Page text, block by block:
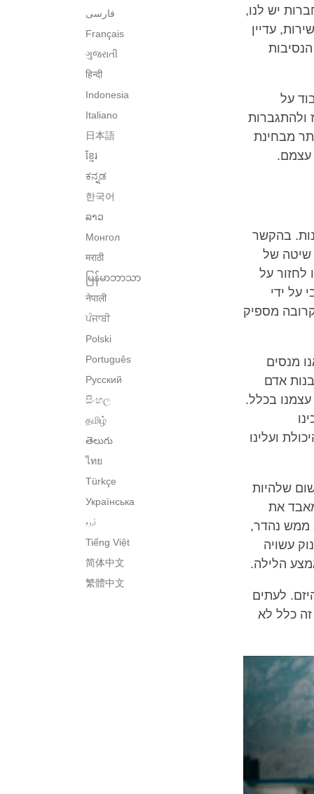
فارسی
Français
ગુજરાતી
हिन्दी
Indonesia
Italiano
日本語
ខ្មែរ
ಕನ್ನಡ
한국어
ລາວ
Монгол
मराठी
မြန်မာဘာသာ
नेपाली
ਪੰਜਾਬੀ
Polski
Português
Русский
සිංහල
தமிழ்
తెలుగు
ไทย
Türkçe
Українська
اُردو
Tiếng Việt
简体中文
繁體中文
יש לנו,
עדיין
על
ולהתגברות
מבחינת
עצמם.
בהקשר
שיטה של
לחזור על
על ידי
מספיק
מנסים
אדם
בכלל.
ועלינו
שלהיות
את
ממש נהדר,
עשויה
הלילה.
לעתים
כלל לא